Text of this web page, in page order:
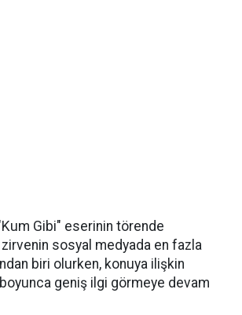
Gibi" eserinin törende
sosyal medyada en fazla
biri olurken, konuya ilişkin
geniş ilgi görmeye devam